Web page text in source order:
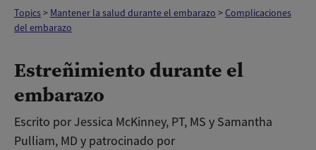
Topics> Mantener la salud durante el embarazo >Complicaciones
del embarazo
Estreñimiento durante el
embarazo
Escrito por Jessica McKinney, PT, MS y Samantha
Pulliam, MD y patrocinado por